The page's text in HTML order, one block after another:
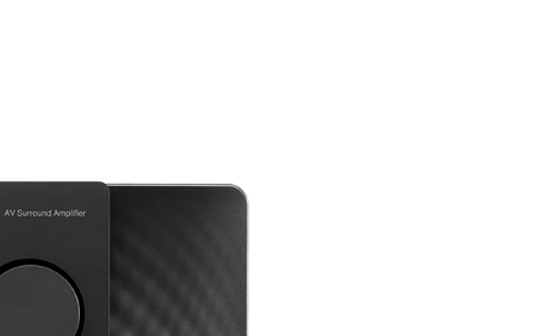
● Número de entradas: RCA × 2, XLR × 1
(balanceado)
KHz
● Tensão de polarização padrão: DC 580